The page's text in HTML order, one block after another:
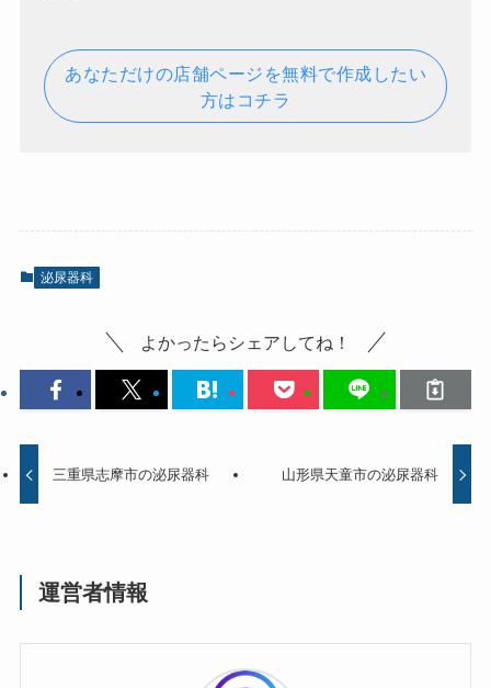
あなただけの店舗ページを無料で作成したい
方はコチラ
泌尿器科
よかったらシェアしてね！
三重県志摩市の泌尿器科 山形県天童市の泌尿器科
運営者情報